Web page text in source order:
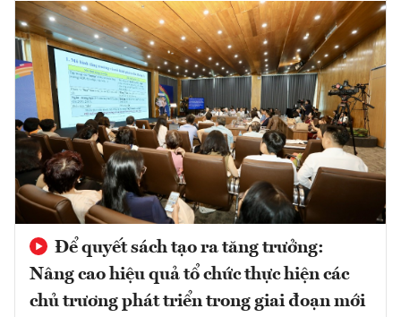
Để quyết sách tạo ra tăng trưởng:
Nâng cao hiệu quả tổ chức thực hiện các
chủ trương phát triển trong giai đoạn mới